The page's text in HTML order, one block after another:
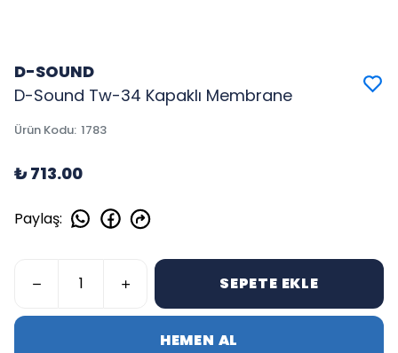
D-SOUND
D-Sound Tw-34 Kapaklı Membrane
Ürün Kodu: 1783
₺ 713.00
Paylaş:
SEPETE EKLE
HEMEN AL